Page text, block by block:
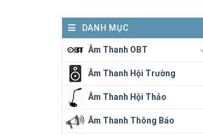
DANH MỤC
Âm Thanh OBT
Âm Thanh Hội Trường
Âm Thanh Hội Thảo
Âm Thanh Thông Báo